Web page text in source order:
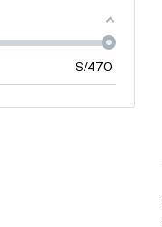
S/470